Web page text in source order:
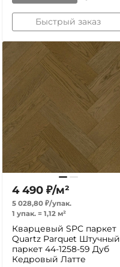
Быстрый заказ
4 490 ₽/м²
5 028,80 ₽/упак.
1 упак. = 1,12 м²
Кварцевый SPC паркет
Quartz Parquet Штучный
паркет 44-1258-59 Дуб
Кедровый Латте